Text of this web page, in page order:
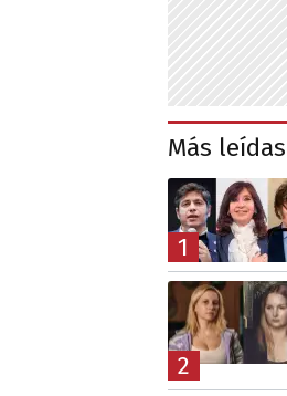
Más
1
2